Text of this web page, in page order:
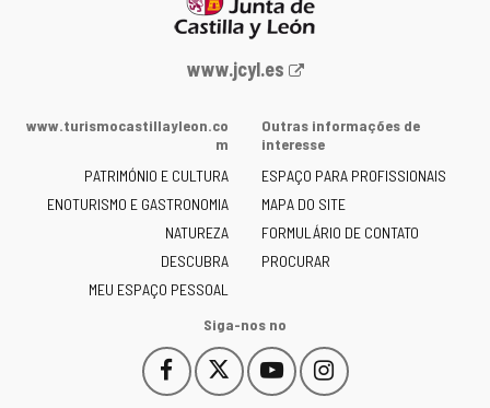
Portal
Junta
Castilla
y
León
-
www.jcyl.es
www.turismocastillayleon.co
m
PATRIMÓNIO E CULTURA
ENOTURISMO E GASTRONOMIA
NATUREZA
DESCUBRA
MEU ESPAÇO PESSOAL
Outras informações de
interesse
ESPAÇO PARA PROFISSIONAIS
MAPA DO SITE
FORMULÁRIO DE CONTATO
PROCURAR
Siga-nos no
Facebook
Este
enlace
Este
enlace
YouTube
Este
enlace
Instagram
Este
enlace